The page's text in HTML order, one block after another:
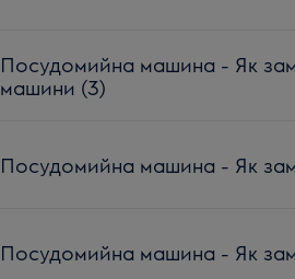
Посудомийна машина - Як
машини (3)
Посудомийна машина - Як
Посудомийна машина - Як